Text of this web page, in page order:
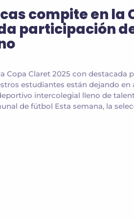
compite en la
participación
Copa Claret 2025 con destacada
estudiantes están dejando en
intercolegial lleno de
de fútbol Esta semana, la